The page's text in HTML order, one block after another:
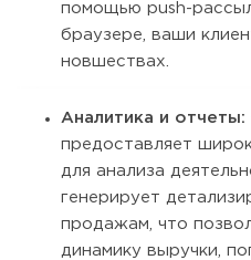
помощью push-
браузере, ваши
новшествах.
Аналитика и отчеты:
предоставляет
для анализа
генерирует
продажам, что
динамику выручки,